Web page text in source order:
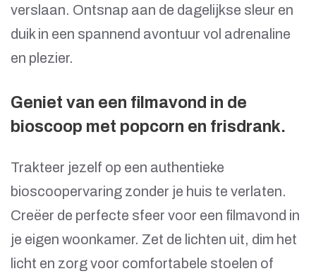
verslaan. Ontsnap aan de dagelijkse sleur en
duik in een spannend avontuur vol adrenaline
en plezier.
Geniet van een filmavond in de
bioscoop met popcorn en frisdrank.
Trakteer jezelf op een authentieke
bioscoopervaring zonder je huis te verlaten.
Creëer de perfecte sfeer voor een filmavond in
je eigen woonkamer. Zet de lichten uit, dim het
licht en zorg voor comfortabele stoelen of